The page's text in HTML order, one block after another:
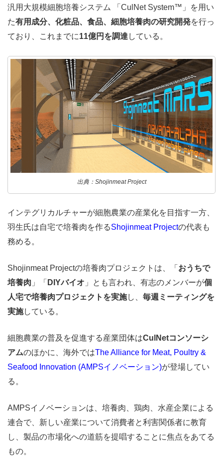
汎用大規模細胞培養システム 「 CulNet System™」を用い
た有用成分、化粧品、食品、細胞培養肉の研究開発を行っ
ており、これまでに11億円を調達 している。
出典：Shojinmeat Project
インテグリカルチャーが細胞農業の産業化を目指す一方、
羽生氏は自宅で培養肉を作るShojinmeat Projectの代表も
務める。
Shojinmeat Projectの培養肉プロジェクトは、「 おうちで
培養肉 」「 DIYバイオ 」とも言われ、有志のメンバーが個
人宅で培養肉プロジェクトを実施し、 毎週ミーティングを
実施している。
細胞農業の普及を促進する産業団体はCulNetコンソーシ
アムのほかに、海外ではThe Alliance for Meat, Poultry &
Seafood Innovation (AMPSイノベーション)が登場してい
る。
AMPSイノベーションは、培養肉、鶏肉、水産企業による
連合で、新しい産業について消費者と利害関係者に教育
し、製品の市場化への道筋を提唱することに焦点をあてる
もの。